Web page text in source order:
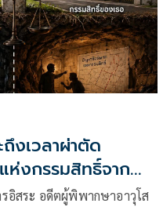
งเวลาผ่าตัด
ห่งกรรมสิทธิ์จาก
อิสระ อดีตผู้พิพากษาอาวุโส